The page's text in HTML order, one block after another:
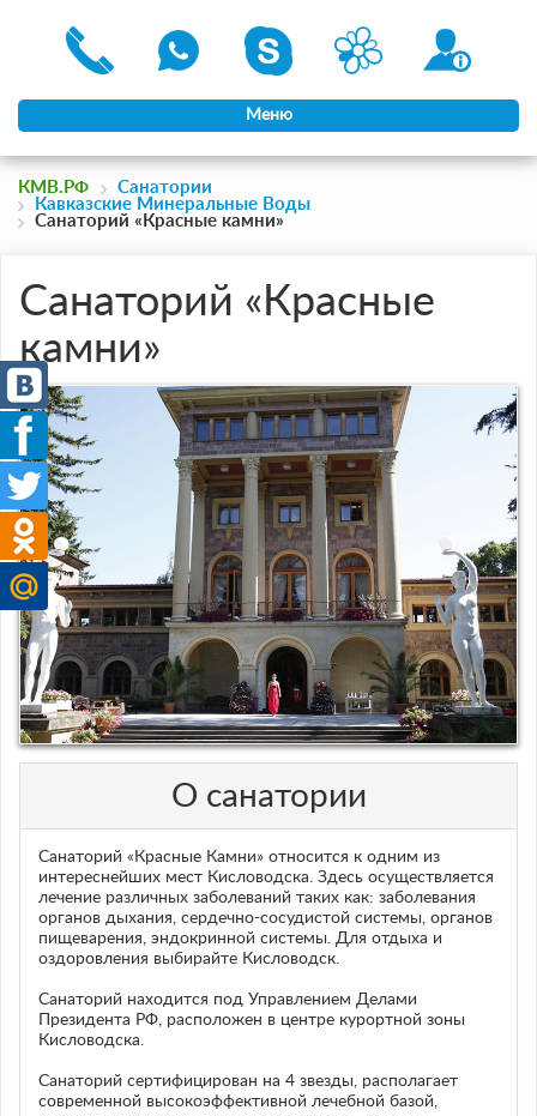
Меню
КМВ.РФ
Санатории
Кавказские Минеральные Воды
Санаторий «Красные камни»
Санаторий «Красные
камни»
О санатории
Санаторий «Красные Камни» относится к одним из
интереснейших мест Кисловодска. Здесь осуществляется
лечение различных заболеваний таких как: заболевания
органов дыхания, сердечно-сосудистой системы, органов
пищеварения, эндокринной системы. Для отдыха и
оздоровления выбирайте Кисловодск.
Санаторий находится под Управлением Делами
Президента РФ, расположен в центре курортной зоны
Кисловодска.
Санаторий сертифицирован на 4 звезды, располагает
современной высокоэффективной лечебной базой,